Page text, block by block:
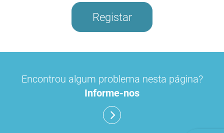
Registar
Encontrou algum problema nesta página?
Informe-nos